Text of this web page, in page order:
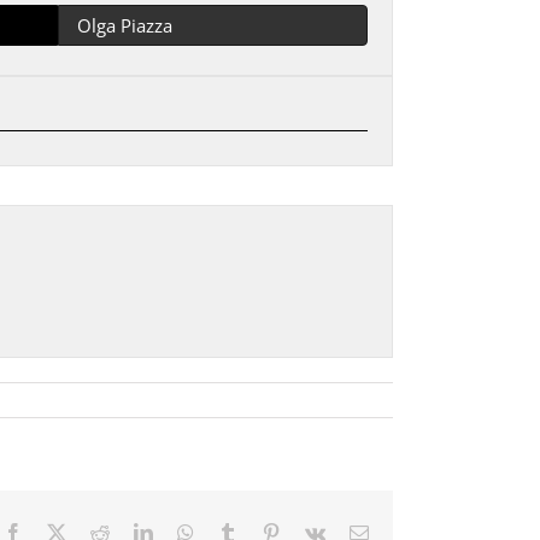
Olga Piazza
Facebook RedditLinkedInWhatsApp
Tumblr Pinterest
Vk Email